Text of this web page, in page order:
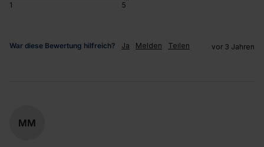
1 5
War diese Bewertung hilfreich? Ja Melden Teilen vor 3 Jahren
MM